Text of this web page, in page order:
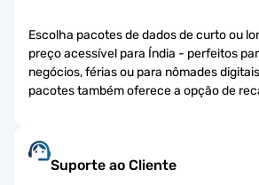
Escolha pacotes de dados de curto ou
preço acessível para Índia - perfeitos
negócios, férias ou para nômades
pacotes também oferece a opção de
Suporte ao Cliente